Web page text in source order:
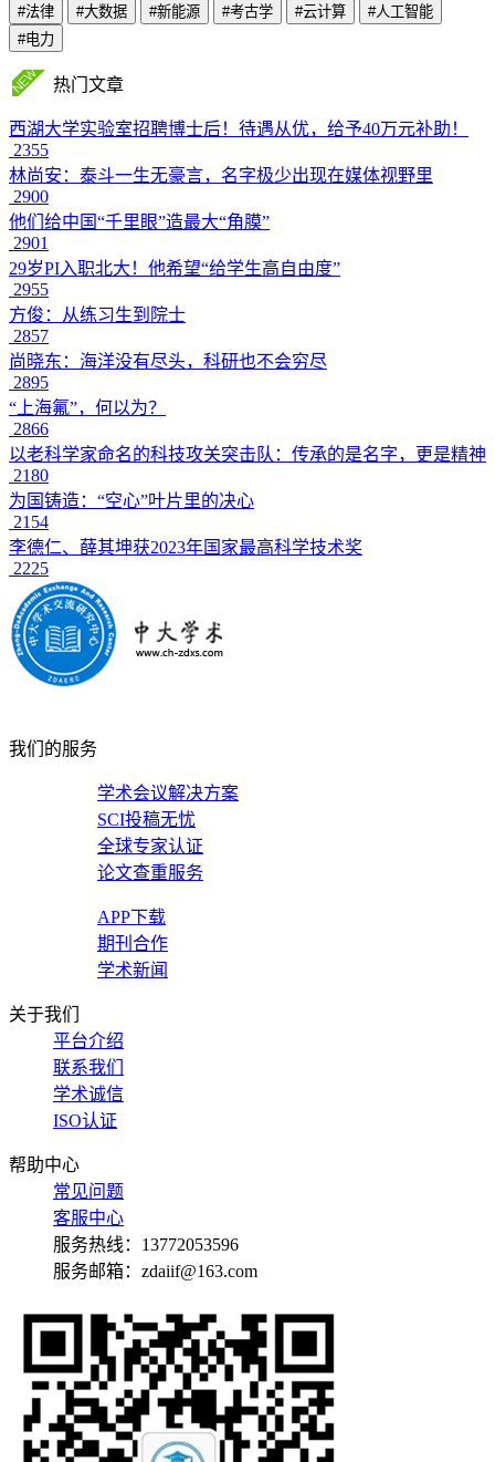
#法律 #大数据 #新能源 #考古学 #云计算
#人工智能
#电力
热门文章
西湖大学实验室招聘博士后！待遇从优，给予40万元补助！
2355
林尚安：泰斗一生无豪言，名字极少出现在媒体视野里
2900
他们给中国“千里眼”造最大“角膜”
2901
29岁PI入职北大！他希望“给学生高自由度”
2955
方俊：从练习生到院士
2857
尚晓东：海洋没有尽头，科研也不会穷尽
2895
“上海氟”，何以为？
2866
以老科学家命名的科技攻关突击队：传承的是名字，更是精神
2180
为国铸造：“空心”叶片里的决心
2154
李德仁、薛其坤获2023年国家最高科学技术奖
2225
我们的服务
学术会议解决方案
SCI投稿无忧
全球专家认证
论文查重服务
APP下载
期刊合作
学术新闻
关于我们
平台介绍
联系我们
学术诚信
ISO认证
帮助中心
常见问题
客服中心
服务热线：13772053596
服务邮箱：zdaiif@163.com